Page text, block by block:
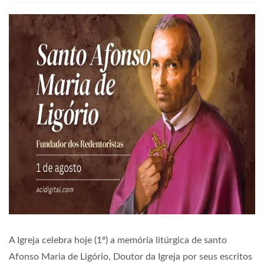
A Igreja celebra hoje (1º) a memória litúrgica de santo
Afonso Maria de Ligório, Doutor da Igreja por seus escritos